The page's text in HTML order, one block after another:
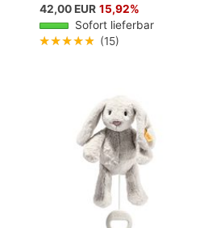
42,00 EUR 15,92%
Sofort lieferbar
★★★★★ (15)